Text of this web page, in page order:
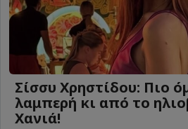
Σίσσυ Χρηστίδου: Πιο
λαμπερή κι από το
Χανιά!